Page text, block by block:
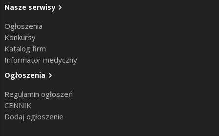
Nasze serwisy
Ogłoszenia
Konkursy
Katalog firm
Informator medyczny
Ogłoszenia
Regulamin ogłoszeń
CENNIK
Dodaj ogłoszenie